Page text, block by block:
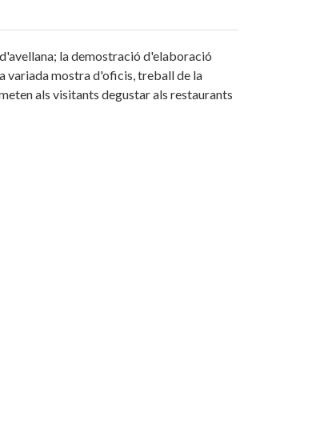
la demostració d'elaboració
variada mostra d'oficis, treball de la
als visitants degustar als restaurants